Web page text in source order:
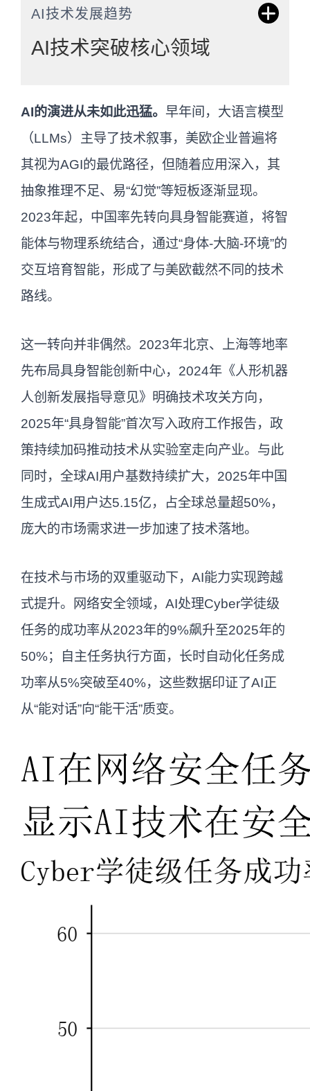
AI技术发展趋势
AI技术突破核心领域
地，AI在2025-2026年迎来了从“概念验证”
到“价值兑现”的关键转折。技术突破集中在
核心任务场景，政策与市场双轮驱动落
地，中国在用户规模和具身智能路线上具
备先发优势。
核心数据对比：不同报告的技术进展共识
与差异
AI自主任务成功率：UK AI Security
40%，统计范围一致（耗时超1小时任
务）、时间周期均为2023-2025年，数据
来源同源验证。
具身智能政策支持：赛迪研究院：2025年
10省写入地方政府工作报告，与CSET报
告无冲突，赛迪聚焦中国政策落地，CSET
侧重全球产业实践，视角不同但结论互
补。
5.15亿；HatchWorks AI：全球10亿，数
据完全匹配，统计口径一致（生成式AI用
户），时间节点均为2025年中期。
AI的演进从未如此迅猛。 早年间，大语言模型
（LLMs）主导了技术叙事，美欧企业普遍将
其视为AGI的最优路径，但随着应用深入，其
抽象推理不足、易“幻觉”等短板逐渐显现。
2023年起，中国率先转向具身智能赛道，将智
能体与物理系统结合，通过“身体-大脑-环境”的
交互培育智能，形成了与美欧截然不同的技术
路线。
这一转向并非偶然。2023年北京、上海等地率
先布局具身智能创新中心，2024年《人形机器
人创新发展指导意见》明确技术攻关方向，
2025年“具身智能”首次写入政府工作报告，政
策持续加码推动技术从实验室走向产业。与此
同时，全球AI用户基数持续扩大，2025年中国
生成式AI用户达5.15亿，占全球总量超50%，
庞大的市场需求进一步加速了技术落地。
在技术与市场的双重驱动下，AI能力实现跨越
式提升。网络安全领域，AI处理Cyber学徒级
任务的成功率从2023年的9%飙升至2025年的
50%；自主任务执行方面，长时自动化任务成
功率从5%突破至40%，这些数据印证了AI正
从“能对话”向“能干活”质变。